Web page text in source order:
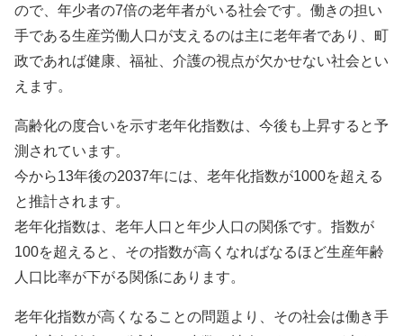
ので、年少者の7倍の老年者がいる社会です。働きの担い
手である生産労働人口が支えるのは主に老年者であり、町
政であれば健康、福祉、介護の視点が欠かせない社会とい
えます。
高齢化の度合いを示す老年化指数は、今後も上昇すると予
測されています。
今から13年後の2037年には、老年化指数が1000を超える
と推計されます。
老年化指数は、老年人口と年少人口の関係です。指数が
100を超えると、その指数が高くなればなるほど生産年齢
人口比率が下がる関係にあります。
老年化指数が高くなることの問題より、その社会は働き手